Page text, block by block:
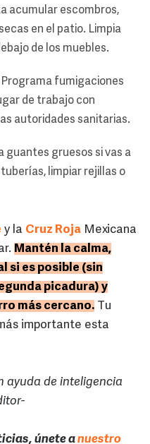
acumular escombros,
en el patio. Limpia
de los muebles.
Programa fumigaciones
de trabajo con
autoridades sanitarias.
guantes gruesos si vas a
limpiar rejillas o
y la Cruz Roja Mexicana
Mantén la calma,
si es posible (sin
picadura) y
más cercano. Tu
importante esta
ayuda de inteligencia
únete anuestro